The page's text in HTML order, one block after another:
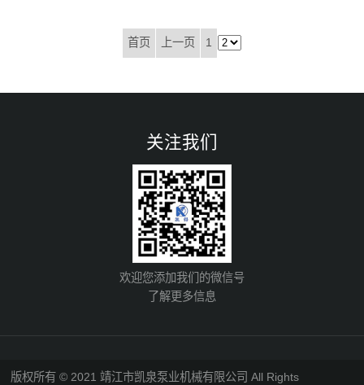
首页 上一页 1
关注我们
欢迎您添加我们的微信号
了解更多信息
版权所有 © 2021 靖江市凯泉泵业机械有限公司 All Rights